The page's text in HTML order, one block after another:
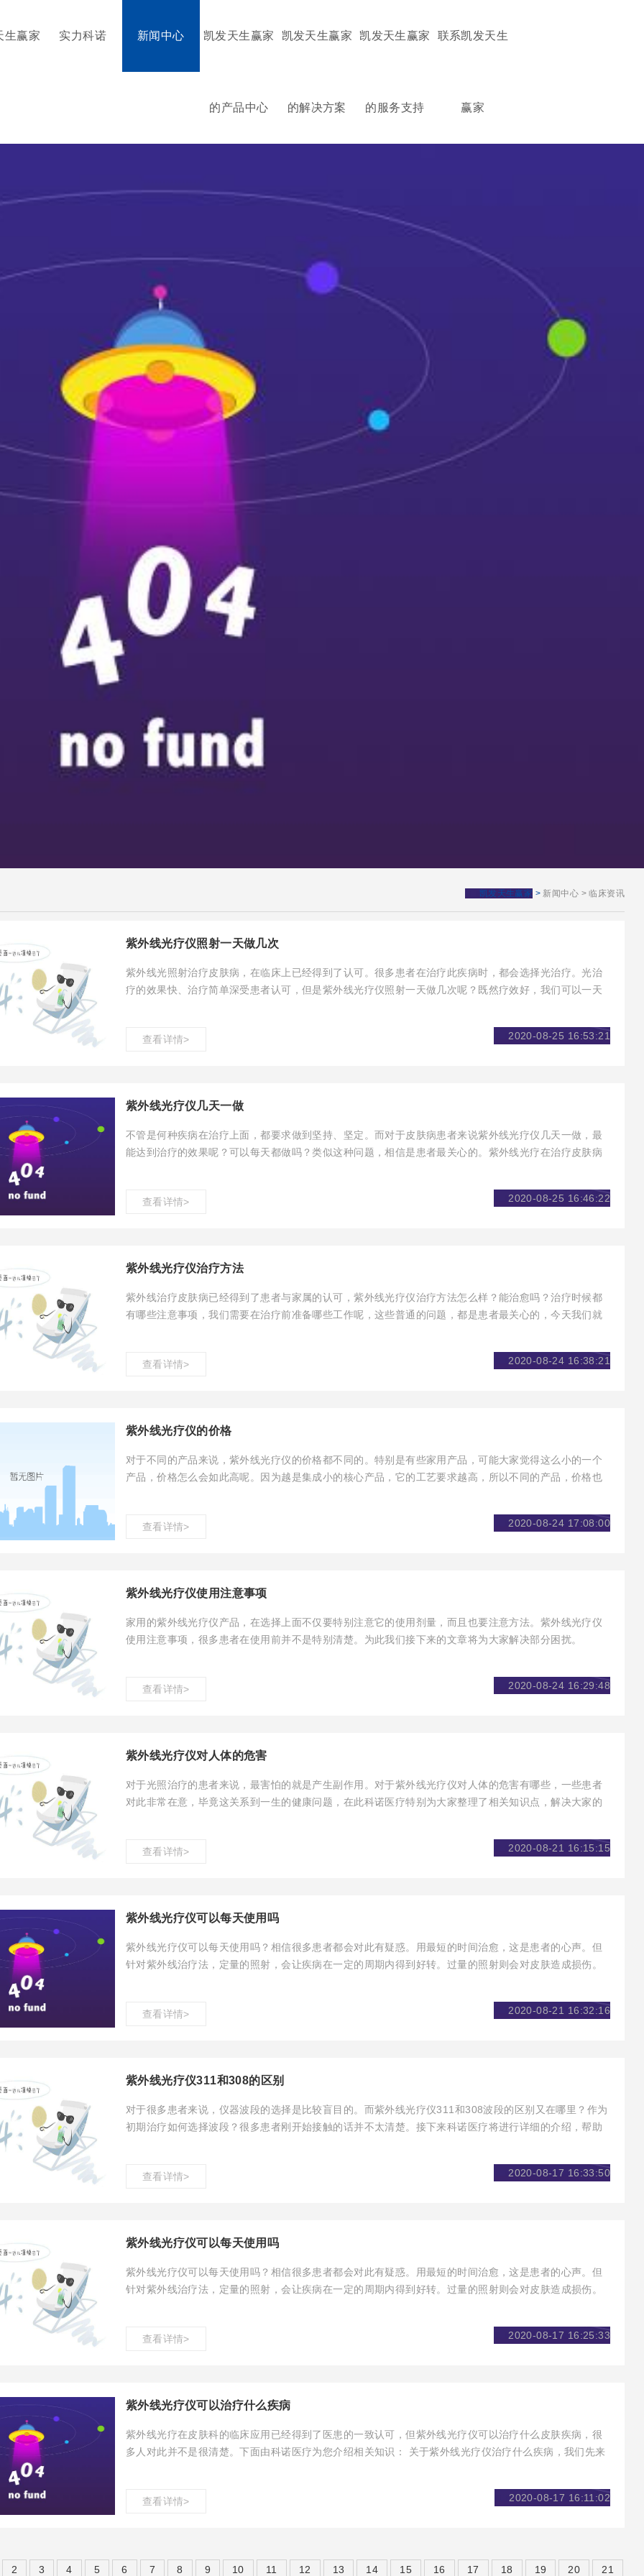
生赢家 实力科诺 新闻中心 凯发天生赢家
的产品中心
凯发天生赢家
的解决方案
凯发天生赢家
的服务支持
联系凯发天生
赢家
凯发天生赢家 > 新闻中心 > 临床资讯
紫外线光疗仪照射一天做几次
紫外线光照射治疗皮肤病，在临床上已经得到了认可。很多患者在治疗此疾病时，都会选择光治疗。光治
疗的效果快、治疗简单深受患者认可，但是紫外线光疗仪照射一天做几次呢？既然疗效好，我们可以一天
查看详情> 2020-08-25 16:53:21
紫外线光疗仪几天一做
不管是何种疾病在治疗上面，都要求做到坚持、坚定。而对于皮肤病患者来说紫外线光疗仪几天一做，最
能达到治疗的效果呢？可以每天都做吗？类似这种问题，相信是患者最关心的。紫外线光疗在治疗皮肤病
查看详情> 2020-08-25 16:46:22
紫外线光疗仪治疗方法
紫外线治疗皮肤病已经得到了患者与家属的认可，紫外线光疗仪治疗方法怎么样？能治愈吗？治疗时候都
有哪些注意事项，我们需要在治疗前准备哪些工作呢，这些普通的问题，都是患者最关心的，今天我们就
查看详情> 2020-08-24 16:38:21
紫外线光疗仪的价格
对于不同的产品来说，紫外线光疗仪的价格都不同的。特别是有些家用产品，可能大家觉得这么小的一个
产品，价格怎么会如此高呢。因为越是集成小的核心产品，它的工艺要求越高，所以不同的产品，价格也
查看详情> 2020-08-24 17:08:00
紫外线光疗仪使用注意事项
家用的紫外线光疗仪产品，在选择上面不仅要特别注意它的使用剂量，而且也要注意方法。紫外线光疗仪
使用注意事项，很多患者在使用前并不是特别清楚。为此我们接下来的文章将为大家解决部分困扰。
查看详情> 2020-08-24 16:29:48
紫外线光疗仪对人体的危害
对于光照治疗的患者来说，最害怕的就是产生副作用。对于紫外线光疗仪对人体的危害有哪些，一些患者
对此非常在意，毕竟这关系到一生的健康问题，在此科诺医疗特别为大家整理了相关知识点，解决大家的
查看详情> 2020-08-21 16:15:15
紫外线光疗仪可以每天使用吗
紫外线光疗仪可以每天使用吗？相信很多患者都会对此有疑惑。用最短的时间治愈，这是患者的心声。但
针对紫外线治疗法，定量的照射，会让疾病在一定的周期内得到好转。过量的照射则会对皮肤造成损伤。
查看详情> 2020-08-21 16:32:16
紫外线光疗仪311和308的区别
对于很多患者来说，仪器波段的选择是比较盲目的。而紫外线光疗仪311和308波段的区别又在哪里？作为
初期治疗如何选择波段？很多患者刚开始接触的话并不太清楚。接下来科诺医疗将进行详细的介绍，帮助
查看详情> 2020-08-17 16:33:50
紫外线光疗仪可以每天使用吗
紫外线光疗仪可以每天使用吗？相信很多患者都会对此有疑惑。用最短的时间治愈，这是患者的心声。但
针对紫外线治疗法，定量的照射，会让疾病在一定的周期内得到好转。过量的照射则会对皮肤造成损伤。
查看详情> 2020-08-17 16:25:33
紫外线光疗仪可以治疗什么疾病
紫外线光疗在皮肤科的临床应用已经得到了医患的一致认可，但紫外线光疗仪可以治疗什么皮肤疾病，很
多人对此并不是很清楚。下面由科诺医疗为您介绍相关知识： 关于紫外线光疗仪治疗什么疾病，我们先来
查看详情> 2020-08-17 16:11:02
2 3 4 5 6 7 8 9 10 11 12 13 14 15 16 17 18 19 20 21